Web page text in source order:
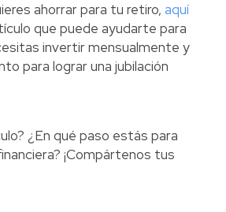
ahorrar para tu retiro, aquí
que puede ayudarte para
invertir mensualmente y
para lograr una jubilación
¿En qué paso estás para
¡Compártenos tus